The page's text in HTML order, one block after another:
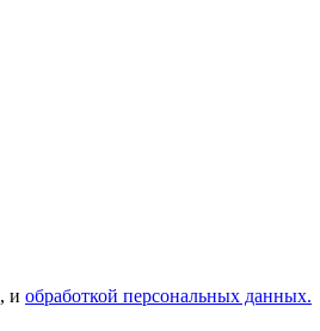
, и обработкой персональных данных.